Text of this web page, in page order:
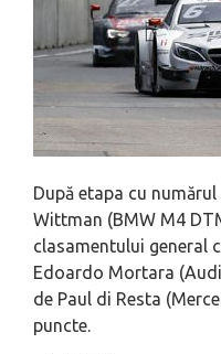
După etapa cu
Wittman (BMW M4
clasamentului general
Edoardo Mortara
de Paul di Resta
puncte.